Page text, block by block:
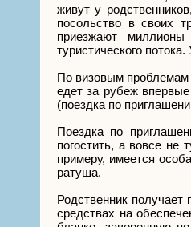
живут у
посольство в своих
приезжают
туристического
По визовым проблемам
едет за рубеж
(поездка по
Поездка по
погостить, а вовсе не
примеру, имеется
ратуша.
Родственник
средствах на